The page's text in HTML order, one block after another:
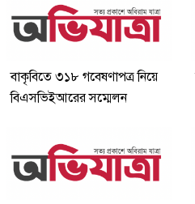
বাকৃবিতে ৩১৮ গবেষণাপত্র নিয়ে
বিএসভিইআরের সম্মেলন